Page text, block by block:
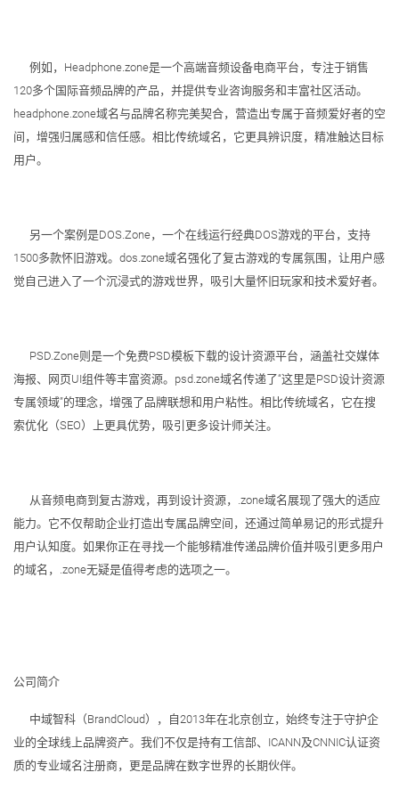
例如，Headphone.zone是一个高端音频设备电商平台，专注于销售
120多个国际音频品牌的产品，并提供专业咨询服务和丰富社区活动。
headphone.zone域名与品牌名称完美契合，营造出专属于音频爱好者的空
间，增强归属感和信任感。相比传统域名，它更具辨识度，精准触达目标
用户。
另一个案例是DOS.Zone，一个在线运行经典DOS游戏的平台，支持
1500多款怀旧游戏。dos.zone域名强化了复古游戏的专属氛围，让用户感
觉自己进入了一个沉浸式的游戏世界，吸引大量怀旧玩家和技术爱好者。
PSD.Zone则是一个免费PSD模板下载的设计资源平台，涵盖社交媒体
海报、网页UI组件等丰富资源。psd.zone域名传递了“这里是PSD设计资源
专属领域”的理念，增强了品牌联想和用户粘性。相比传统域名，它在搜
索优化（SEO）上更具优势，吸引更多设计师关注。
从音频电商到复古游戏，再到设计资源，.zone域名展现了强大的适应
能力。它不仅帮助企业打造出专属品牌空间，还通过简单易记的形式提升
用户认知度。如果你正在寻找一个能够精准传递品牌价值并吸引更多用户
的域名，.zone无疑是值得考虑的选项之一。
公司简介
中域智科（BrandCloud），自2013年在北京创立，始终专注于守护企
业的全球线上品牌资产。我们不仅是持有工信部、ICANN及CNNIC认证资
质的专业域名注册商，更是品牌在数字世界的长期伙伴。